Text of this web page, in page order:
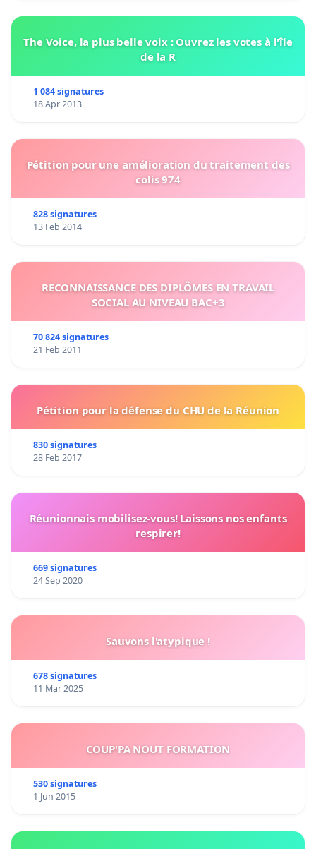
The Voice, la plus belle voix : Ouvrez les votes à l'île
de la R
1 084 signatures
18 Apr 2013
Pétition pour une amélioration du traitement des
colis 974
828 signatures
13 Feb 2014
RECONNAISSANCE DES DIPLÔMES EN TRAVAIL
SOCIAL AU NIVEAU BAC+3
70 824 signatures
21 Feb 2011
Pétition pour la défense du CHU de la Réunion
830 signatures
28 Feb 2017
Réunionnais mobilisez-vous! Laissons nos enfants
respirer!
669 signatures
24 Sep 2020
Sauvons l'atypique !
678 signatures
11 Mar 2025
COUP'PA NOUT FORMATION
530 signatures
1 Jun 2015